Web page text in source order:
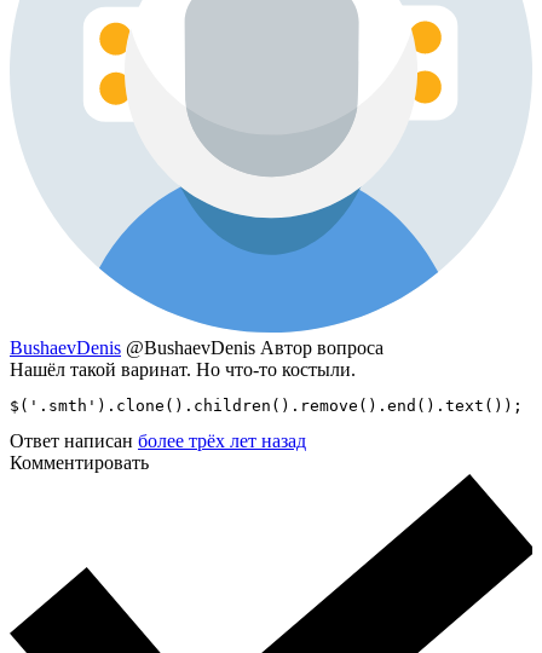
BushaevDenis @BushaevDenis Автор вопроса
Нашёл такой варинат. Но что-то костыли.
$('.smth').clone().children().remove().end().text());
Ответ написан более трёх лет назад
Комментировать